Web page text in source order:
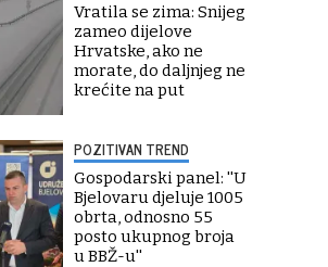
Vratila se zima: Snijeg
zameo dijelove
Hrvatske, ako ne
morate, do daljnjeg ne
krećite na put
POZITIVAN TREND
Gospodarski panel: ''U
Bjelovaru djeluje 1005
obrta, odnosno 55
posto ukupnog broja
u BBŽ-u''